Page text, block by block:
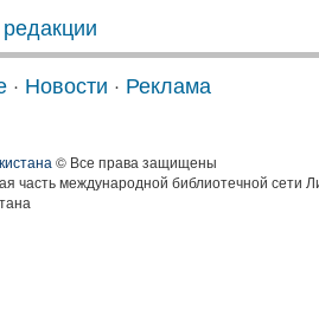
· Новости · Реклама
© Все права защищены
часть международной библиотечной сети